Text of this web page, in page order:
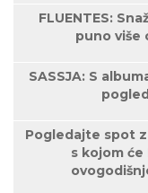
FLUENTES:
puno više
SASSJA: S
Pogledajte spot
s kojom